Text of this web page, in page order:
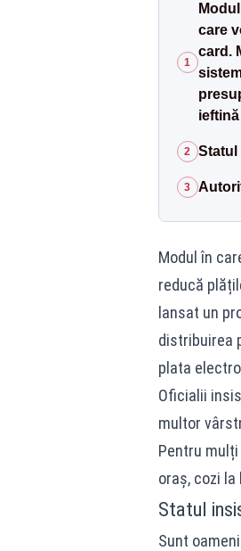
1
care
card.
2 Statul
3
Modul în
reducă
lansat un
distribuirea
plata
Oficialii
multor
Pentru
oraș, cozi
Statul
Sunt